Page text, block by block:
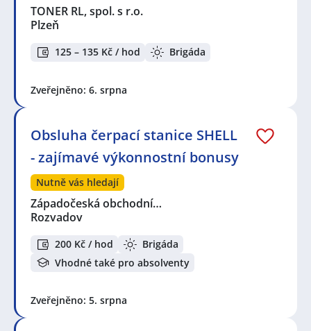
TONER RL, spol. s r.o.
Plzeň
125 – 135 Kč / hod Brigáda
Zveřejněno: 6. srpna
Obsluha čerpací stanice SHELL
- zajímavé výkonnostní bonusy
Nutně vás hledají
Západočeská obchodní…
Rozvadov
200 Kč / hod
Brigáda
Vhodné také pro absolventy
Zveřejněno: 5. srpna